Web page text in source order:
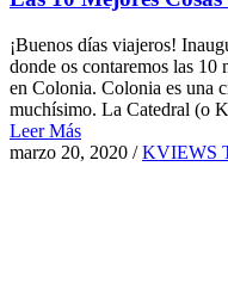
¡Buenos días viajeros!
donde os contaremos las 10
en Colonia. Colonia es una
muchísimo. La Catedral (o
Leer Más
marzo 20, 2020 /KVIEWS